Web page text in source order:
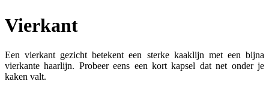
Vierkant
Een vierkant gezicht betekent een sterke kaaklijn met een bijna
vierkante haarlijn. Probeer eens een kort kapsel dat net onder je
kaken valt.